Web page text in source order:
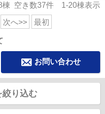
棟 空き数37件 1-20棟表示
次へ>> 最初
お問い合わせ
絞り込む